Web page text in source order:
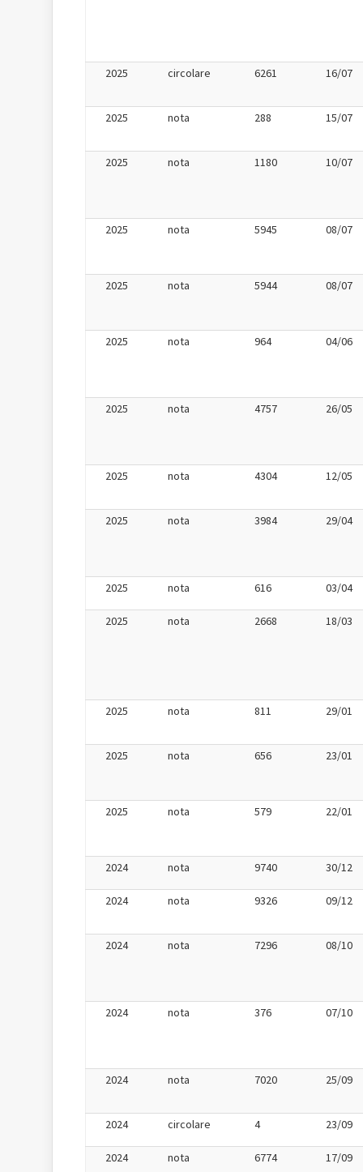
2025 circolare 6261 16/07
2025 nota 288 15/07
2025 nota 1180 10/07
2025 nota 5945 08/07
2025 nota 5944 08/07
2025 nota 964 04/06
2025 nota 4757 26/05
2025 nota 4304 12/05
2025 nota 3984 29/04
2025 nota 616 03/04
2025 nota 2668 18/03
2025 nota 811 29/01
2025 nota 656 23/01
2025 nota 579 22/01
2024 nota 9740 30/12
2024 nota 9326 09/12
2024 nota 7296 08/10
2024 nota 376 07/10
2024 nota 7020 25/09
2024 circolare 4 23/09
2024 nota 6774 17/09